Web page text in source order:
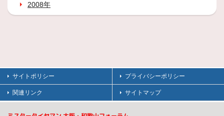
2008年
サイトポリシー プライバシーポリシー
関連リンク サイトマップ